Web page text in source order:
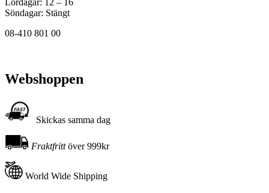
Lördagar: 12 – 16
Söndagar: Stängt
08-410 801 00
Webshoppen
Skickas samma dag
Fraktfrittöver 999kr
World Wide Shipping